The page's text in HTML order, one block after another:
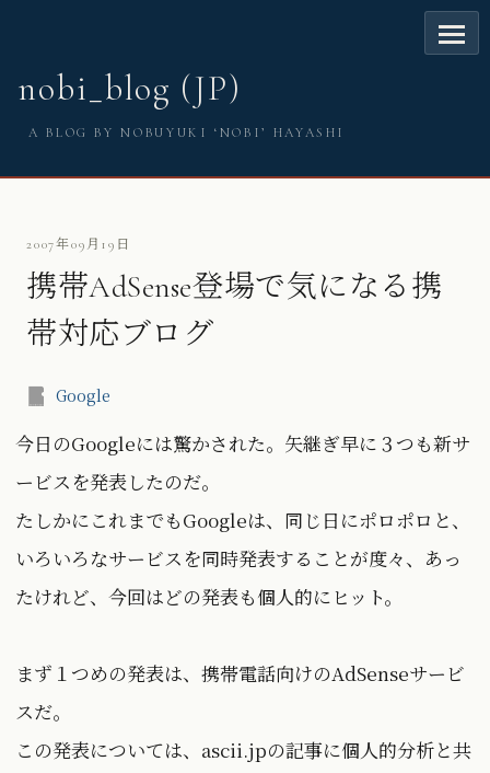
nobi_blog (JP)
A BLOG BY NOBUYUKI ‘NOBI’ HAYASHI
2007年09月19日
携帯AdSense登場で気になる携
帯対応ブログ
Google
今日のGoogleには驚かされた。矢継ぎ早に３つも新サ
ービスを発表したのだ。
たしかにこれまでもGoogleは、同じ日にポロポロと、
いろいろなサービスを同時発表することが度々、あっ
たけれど、今回はどの発表も個人的にヒット。
まず１つめの発表は、携帯電話向けのAdSenseサービ
スだ。
この発表については、ascii.jpの記事に個人的分析と共